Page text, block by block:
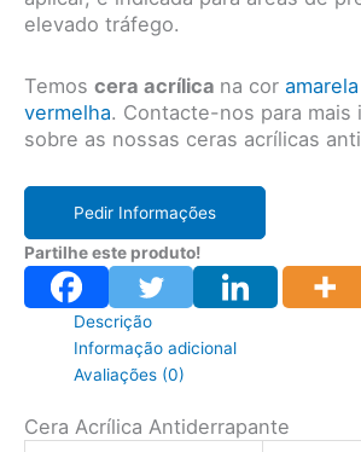
elevado tráfego.
Temos cera acrílica na cor amarela
vermelha. Contacte-nos para mais
sobre as nossas ceras acrílicas
Pedir Informações
Partilhe este produto!
Descrição
Informação adicional
Avaliações (0)
Cera Acrílica Antiderrapante